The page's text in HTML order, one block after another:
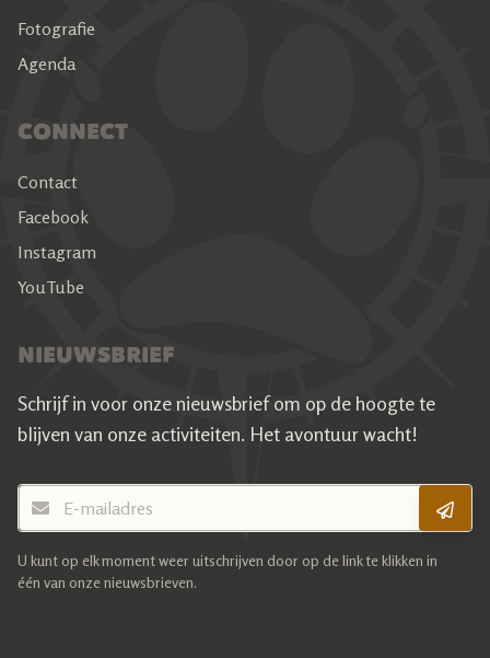
Fotografie
Agenda
CONNECT
Contact
Facebook
Instagram
YouTube
NIEUWSBRIEF
Schrijf in voor onze nieuwsbrief om op de hoogte te
blijven van onze activiteiten. Het avontuur wacht!
E-mailadres
U kunt op elk moment weer uitschrijven door op de link te klikken in
één van onze nieuwsbrieven.